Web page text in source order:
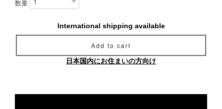
数量
International shipping available
Add to cart
日本国内にお住まいの方向け